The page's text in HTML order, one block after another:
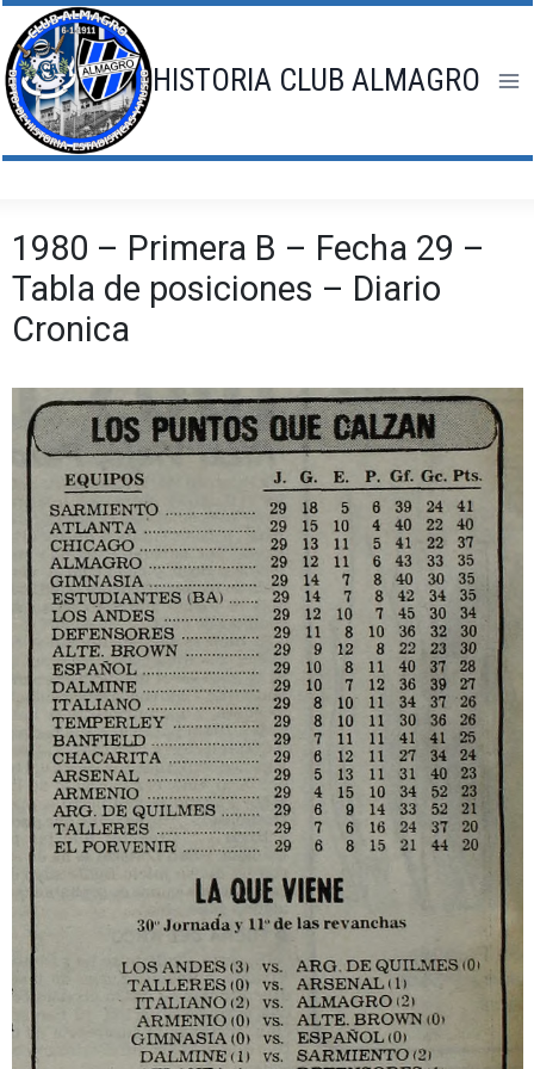
Saltar
al
contenido
HISTORIA CLUB ALMAGRO
1980 – Primera B – Fecha 29 –
Tabla de posiciones – Diario
Cronica